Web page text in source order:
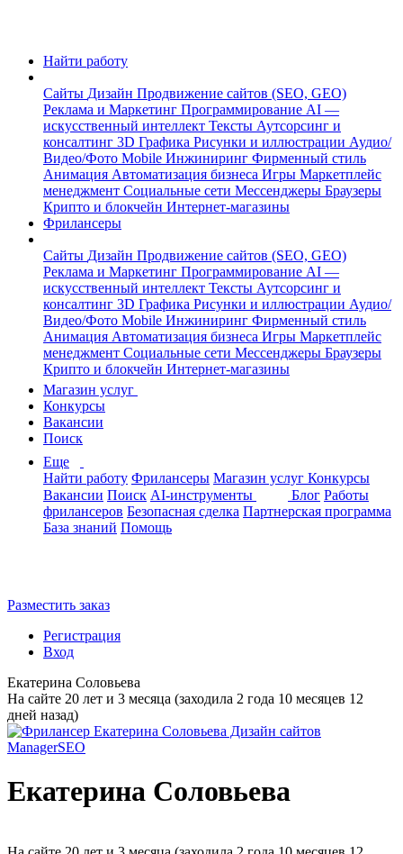
Найти работу
Сайты Дизайн Продвижение сайтов (SEO, GEO)
Реклама и Маркетинг Программирование AI —
искусственный интеллект Тексты Аутсорсинг и
консалтинг 3D Графика Рисунки и иллюстрации Аудио/
Видео/Фото Mobile Инжиниринг Фирменный стиль
Анимация Автоматизация бизнеса Игры Маркетплейс
менеджмент Социальные сети Мессенджеры Браузеры
Крипто и блокчейн Интернет-магазины
Фрилансеры
Сайты Дизайн Продвижение сайтов (SEO, GEO)
Реклама и Маркетинг Программирование AI —
искусственный интеллект Тексты Аутсорсинг и
консалтинг 3D Графика Рисунки и иллюстрации Аудио/
Видео/Фото Mobile Инжиниринг Фирменный стиль
Анимация Автоматизация бизнеса Игры Маркетплейс
менеджмент Социальные сети Мессенджеры Браузеры
Крипто и блокчейн Интернет-магазины
Магазин услуг
Конкурсы
Вакансии
Поиск
Еще
Найти работу Фрилансеры Магазин услуг Конкурсы
Вакансии Поиск AI-инструменты Блог Работы
фрилансеров Безопасная сделка Партнерская программа
База знаний Помощь
Разместить заказ
Регистрация
Вход
Екатерина Соловьева
На сайте 20 лет и 3 месяца (заходила 2 года 10 месяцев 12
дней назад)
Екатерина Соловьева